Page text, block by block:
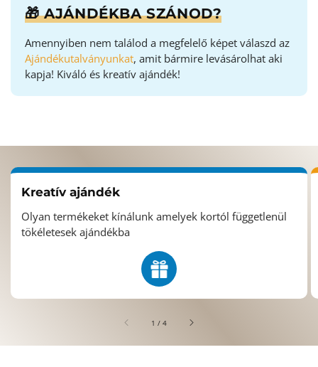
🎁 AJÁNDÉKBA SZÁNOD?
Amennyiben nem találod a megfelelő képet válaszd az
Ajándékutalványunkat, amit bármire levásárolhat aki
kapja! Kiváló és kreatív ajándék!
Kreatív ajándék
Olyan termékeket kínálunk amelyek kortól függetlenül
tökéletesek ajándékba
1 / /4